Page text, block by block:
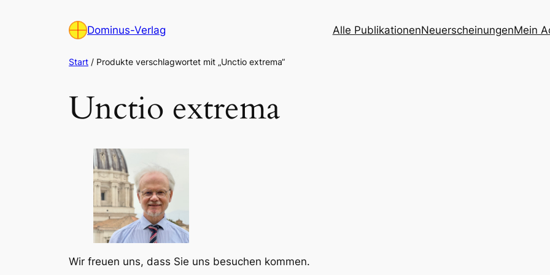
Dominus-Verlag Alle PublikationenNeuerscheinungenMein
Start / Produkte verschlagwortet mit „Unctio extrema“
Unctio extrema
Wir freuen uns, dass Sie uns besuchen kommen.